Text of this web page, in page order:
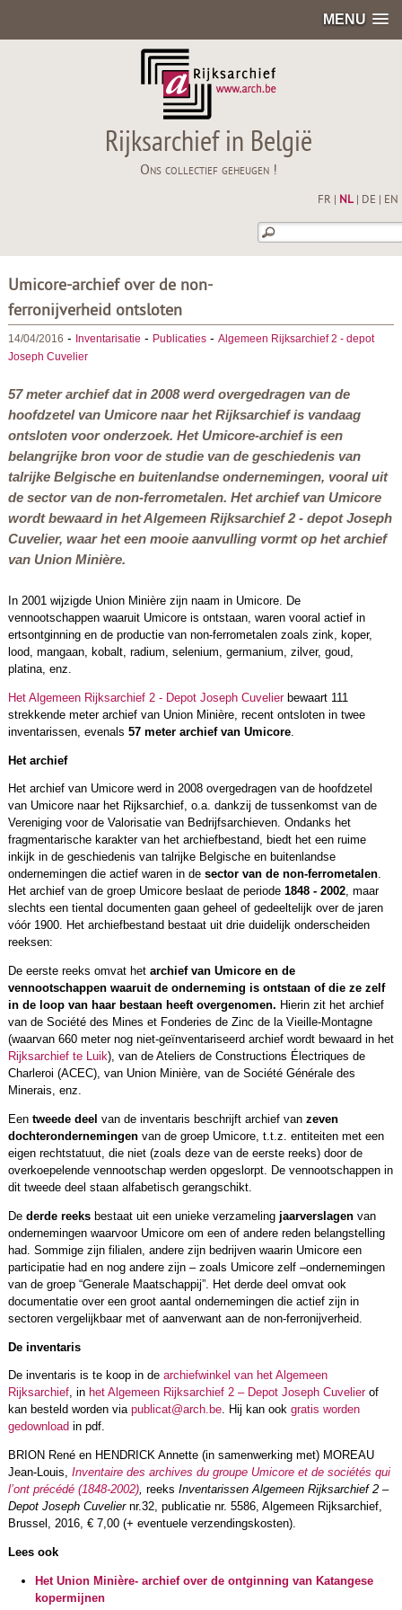
MENU
Rijksarchief in België
Ons collectief geheugen !
FR NL| DE EN
Umicore-archief over de non-
ferronijverheid ontsloten
14/04/2016 - Inventarisatie - Publicaties- Algemeen Rijksarchief 2 - depot
Joseph Cuvelier
57 meter archief dat in 2008 werd overgedragen van de
hoofdzetel van Umicore naar het Rijksarchief is vandaag
ontsloten voor onderzoek. Het Umicore-archief is een
belangrijke bron voor de studie van de geschiedenis van
talrijke Belgische en buitenlandse ondernemingen, vooral uit
de sector van de non-ferrometalen. Het archief van Umicore
wordt bewaard in het Algemeen Rijksarchief 2 - depot Joseph
Cuvelier, waar het een mooie aanvulling vormt op het archief
van Union Minière.
In 2001 wijzigde Union Minière zijn naam in Umicore. De
vennootschappen waaruit Umicore is ontstaan, waren vooral actief in
ertsontginning en de productie van non-ferrometalen zoals zink, koper,
lood, mangaan, kobalt, radium, selenium, germanium, zilver, goud,
platina, enz.
Het Algemeen Rijksarchief 2 - Depot Joseph Cuvelierbewaart 111
strekkende meter archief van Union Minière, recent ontsloten in twee
inventarissen, evenals 57 meter archief van Umicore.
Het archief
Het archief van Umicore werd in 2008 overgedragen van de hoofdzetel
van Umicore naar het Rijksarchief, o.a. dankzij de tussenkomst van de
Vereniging voor de Valorisatie van Bedrijfsarchieven. Ondanks het
fragmentarische karakter van het archiefbestand, biedt het een ruime
inkijk in de geschiedenis van talrijke Belgische en buitenlandse
ondernemingen die actief waren in de sector van de non-ferrometalen.
Het archief van de groep Umicore beslaat de periode 1848 - 2002, maar
slechts een tiental documenten gaan geheel of gedeeltelijk over de jaren
vóór 1900. Het archiefbestand bestaat uit drie duidelijk onderscheiden
reeksen:
De eerste reeks omvat het archief van Umicore en de
vennootschappen waaruit de onderneming is ontstaan of die ze zelf
in de loop van haar bestaan heeft overgenomen. Hierin zit het archief
van de Société des Mines et Fonderies de Zinc de la Vieille-Montagne
(waarvan 660 meter nog niet-geïnventariseerd archief wordt bewaard in het
Rijksarchief te Luik), van de Ateliers de Constructions Électriques de
Charleroi (ACEC), van Union Minière, van de Société Générale des
Minerais, enz.
Een tweede deel van de inventaris beschrijft archief van zeven
dochterondernemingen van de groep Umicore, t.t.z. entiteiten met een
eigen rechtstatuut, die niet (zoals deze van de eerste reeks) door de
overkoepelende vennootschap werden opgeslorpt. De vennootschappen in
dit tweede deel staan alfabetisch gerangschikt.
De derde reeksbestaat uit een unieke verzameling jaarverslagenvan
ondernemingen waarvoor Umicore om een of andere reden belangstelling
had. Sommige zijn filialen, andere zijn bedrijven waarin Umicore een
participatie had en nog andere zijn – zoals Umicore zelf –ondernemingen
van de groep “Generale Maatschappij”. Het derde deel omvat ook
documentatie over een groot aantal ondernemingen die actief zijn in
sectoren vergelijkbaar met of aanverwant aan de non-ferronijverheid.
De inventaris
De inventaris is te koop in de archiefwinkel van het Algemeen
Rijksarchief, in het Algemeen Rijksarchief 2 – Depot Joseph Cuvelierof
kan besteld worden via publicat@arch.be. Hij kan ook gratis worden
gedownload in pdf.
BRION René en HENDRICK Annette (in samenwerking met) MOREAU
Jean-Louis, Inventaire des archives du groupe Umicore et de sociétés qui
l’ont précédé (1848-2002), reeks Inventarissen Algemeen Rijksarchief 2 –
Depot Joseph Cuvelier nr.32, publicatie nr. 5586, Algemeen Rijksarchief,
Brussel, 2016, € 7,00 (+ eventuele verzendingskosten).
Lees ook
Het Union Minière- archief over de ontginning van Katangese
kopermijnen